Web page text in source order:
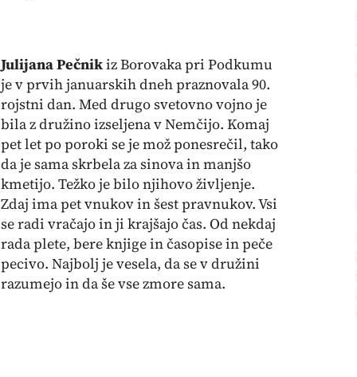
Julijana Pečnikiz Borovaka pri Podkumu
je v prvih januarskih dneh praznovala 90.
rojstni dan. Med drugo svetovno vojno je
bila z družino izseljena v Nemčijo. Komaj
pet let po poroki se je mož ponesrečil, tako
da je sama skrbela za sinova in manjšo
kmetijo. Težko je bilo njihovo življenje.
Zdaj ima pet vnukov in šest pravnukov. Vsi
se radi vračajo in ji krajšajo čas. Od nekdaj
rada plete, bere knjige in časopise in peče
pecivo. Najbolj je vesela, da se v družini
razumejo in da še vse zmore sama.